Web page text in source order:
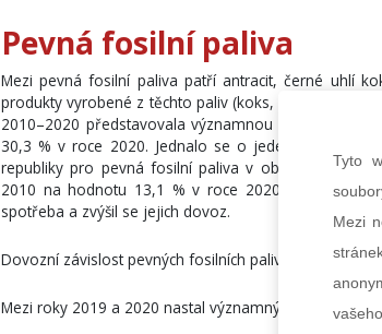
Pevná fosilní paliva
Mezi pevná fosilní paliva patří antracit, černé uhlí
produkty vyrobené z těchto paliv (koks, hnědouhelné
2010–2020 představovala významnou část
30,3 % v roce 2020. Jednalo se o jeden z
republiky pro pevná fosilní paliva v období
2010 na hodnotu 13,1 % v roce 2020. Klesala
spotřeba a zvýšil se jejich dovoz.
Dovozní závislost pevných fosilních paliv zemí EU 27
Mezi roky 2019 a 2020 nastal významný pokles z
Tyto
Mezi